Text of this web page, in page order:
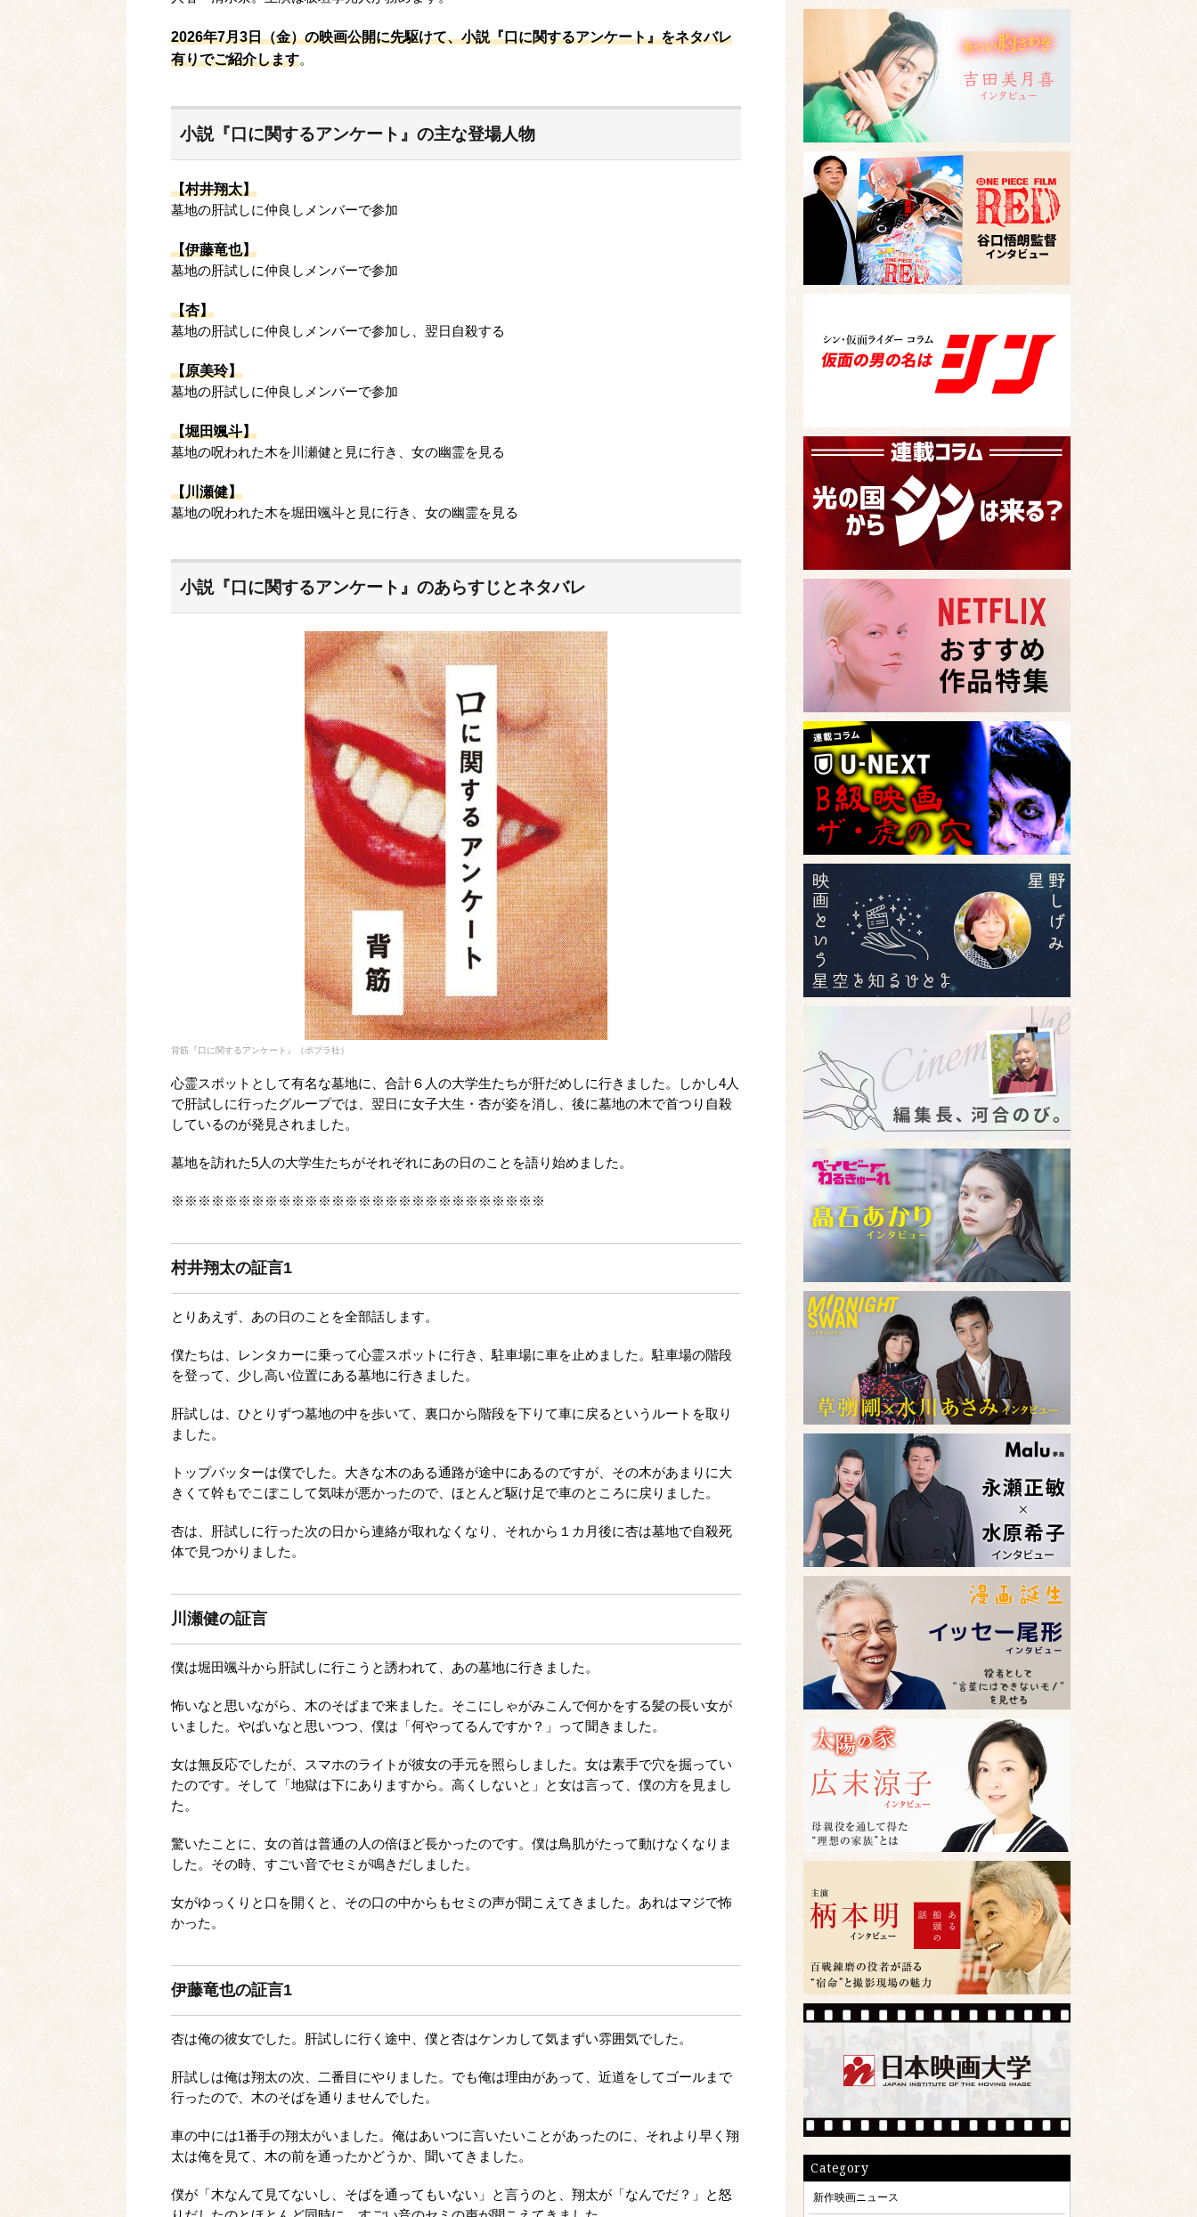
2026年7月3日（金）の映画公開に先駆けて、小説『口に関するアンケート』をネタバレ
有りでご紹介します。
小説『口に関するアンケート』の主な登場人物
【村井翔太】
墓地の肝試しに仲良しメンバーで参加
【伊藤竜也】
墓地の肝試しに仲良しメンバーで参加
【杏】
墓地の肝試しに仲良しメンバーで参加し、翌日自殺する
【原美玲】
墓地の肝試しに仲良しメンバーで参加
【堀田颯斗】
墓地の呪われた木を川瀬健と見に行き、女の幽霊を見る
【川瀬健】
墓地の呪われた木を堀田颯斗と見に行き、女の幽霊を見る
小説『口に関するアンケート』のあらすじとネタバレ
背筋『口に関するアンケート』（ポプラ社）
心霊スポットとして有名な墓地に、合計６人の大学生たちが肝だめしに行きました。しかし4人
で肝試しに行ったグループでは、翌日に女子大生・杏が姿を消し、後に墓地の木で首つり自殺
しているのが発見されました。
墓地を訪れた5人の大学生たちがそれぞれにあの日のことを語り始めました。
※※※※※※※※※※※※※※※※※※※※※※※※※※※※
村井翔太の証言1
とりあえず、あの日のことを全部話します。
僕たちは、レンタカーに乗って心霊スポットに行き、駐車場に車を止めました。駐車場の階段
を登って、少し高い位置にある墓地に行きました。
肝試しは、ひとりずつ墓地の中を歩いて、裏口から階段を下りて車に戻るというルートを取り
ました。
トップバッターは僕でした。大きな木のある通路が途中にあるのですが、その木があまりに大
きくて幹もでこぼこして気味が悪かったので、ほとんど駆け足で車のところに戻りました。
杏は、肝試しに行った次の日から連絡が取れなくなり、それから１カ月後に杏は墓地で自殺死
体で見つかりました。
川瀬健の証言
僕は堀田颯斗から肝試しに行こうと誘われて、あの墓地に行きました。
怖いなと思いながら、木のそばまで来ました。そこにしゃがみこんで何かをする髪の長い女が
いました。やばいなと思いつつ、僕は「何やってるんですか？」って聞きました。
女は無反応でしたが、スマホのライトが彼女の手元を照らしました。女は素手で穴を掘ってい
たのです。そして「地獄は下にありますから。高くしないと」と女は言って、僕の方を見まし
た。
驚いたことに、女の首は普通の人の倍ほど長かったのです。僕は鳥肌がたって動けなくなりま
した。その時、すごい音でセミが鳴きだしました。
女がゆっくりと口を開くと、その口の中からもセミの声が聞こえてきました。あれはマジで怖
かった。
伊藤竜也の証言1
杏は俺の彼女でした。肝試しに行く途中、僕と杏はケンカして気まずい雰囲気でした。
肝試しは俺は翔太の次、二番目にやりました。でも俺は理由があって、近道をしてゴールまで
行ったので、木のそばを通りませんでした。
車の中には1番手の翔太がいました。俺はあいつに言いたいことがあったのに、それより早く翔
太は俺を見て、木の前を通ったかどうか、聞いてきました。
僕が「木なんて見てないし、そばを通ってもいない」と言うのと、翔太が「なんでだ？」と怒
Category
新作映画ニュース